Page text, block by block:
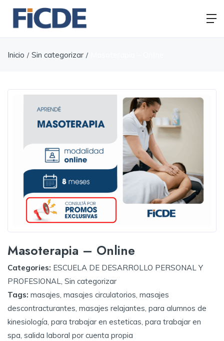
Inicio Sin categorizar
Masoterapia – Online
Categories: ESCUELA DE DESARROLLO PERSONAL Y
PROFESIONAL, Sin categorizar
Tags: masajes, masajes circulatorios, masajes
descontracturantes, masajes relajantes, para alumnos de
kinesiología, para trabajar en esteticas, para trabajar en
spa, salida laboral por cuenta propia